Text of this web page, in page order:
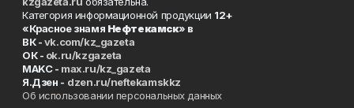
Категория информационной продукции 12+
«Красное знамя Нефтекамск» в
ВК -vk.com/kz_gazeta
ОК - ok.ru/kzgazeta
MAKC - max.ru/kz_gazeta
Я.Дзен - dzen.ru/neftekamskkz
Об использовании персональных данных